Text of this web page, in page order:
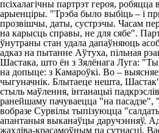
псіхалагічны партрэт героя,
арыенціры. "Трэба было выбіць – і
прозвішчы, даты, сустрэчы. Часам
на карысць справы, не для сябе".
ўнутраны стан удала дапаўняюць
адказ на пытанне Аўтуха, пільная
Шастака, што ён з Зялёнага Луга: "Ты
на допыце: з Камароўкі. Во –
чыгуначнік. Блытаеце нешта,
стыль маўлення, інтанацыі
ранейшаму пачуваецца "на
вобразе Сурвілы тыпізуюцца
апантаныя выканаўцы даручэнняў.
жахліва-красамоўным па сутнасці,